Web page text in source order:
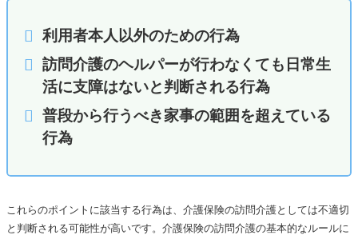
利用者本人以外のための行為
訪問介護のヘルパーが行わなくても日常生
活に支障はないと判断される行為
普段から行うべき家事の範囲を超えている
行為
これらのポイントに該当する行為は、介護保険の訪問介護としては不適切
と判断される可能性が高いです。介護保険の訪問介護の基本的なルールに